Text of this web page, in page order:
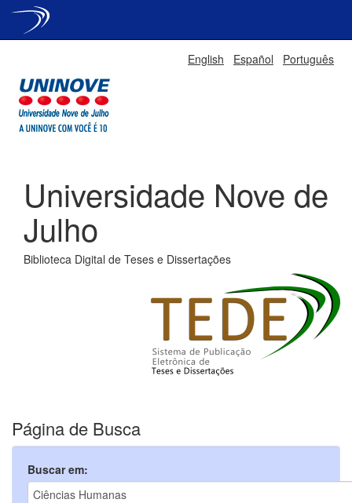
English Español Português
Universidade Nove de
Julho
Biblioteca Digital de Teses e Dissertações
Página de Busca
Buscar em: